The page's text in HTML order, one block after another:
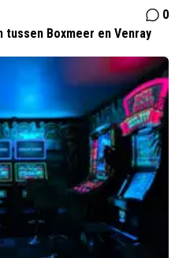
0
Boxmeer en Venray